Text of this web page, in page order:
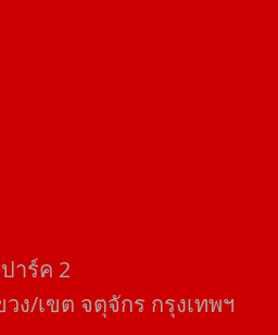
าร์ค​ 2
ง/เขต​ จตุจักร​ กรุงเทพฯ